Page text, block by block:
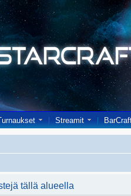
Streamit
tällä alueella